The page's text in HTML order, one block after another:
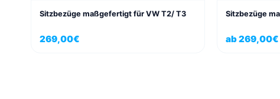
Sitzbezüge maßgefertigt für VW T2/ T3
269,00€
Sitzbezüge
ab269,00€